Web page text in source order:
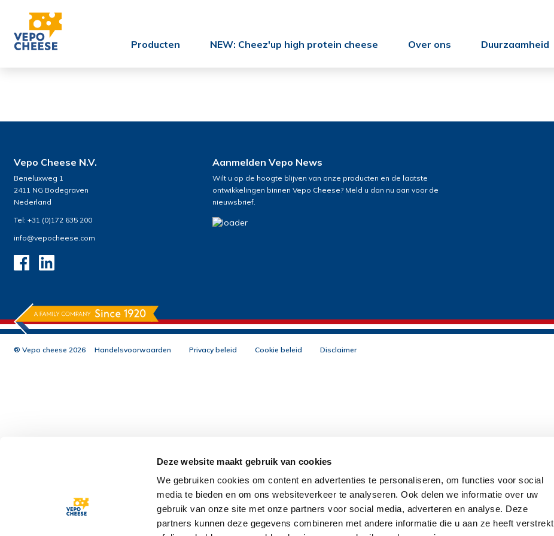
Deze website maakt gebruik van cookies
We gebruiken cookies om content en advertenties te personaliseren, om functies voor social
media te bieden en om ons websiteverkeer te analyseren. Ook delen we informatie over uw
gebruik van onze site met onze partners voor social media, adverteren en analyse. Deze
partners kunnen deze gegevens combineren met andere informatie die u aan ze heeft verstrekt
Producten NEW: Cheez'up high protein cheese Over ons Duurzaamheid
Aanmelden Vepo News
Wilt u op de hoogte blijven van onze producten en de laatste
ontwikkelingen binnen Vepo Cheese? Meld u dan nu aan voor de
nieuwsbrief.
Vepo Cheese N.V.
Beneluxweg 1
2411 NG Bodegraven
Nederland
Tel: +31 (0)172 635 200
info@vepocheese.com
® Vepo cheese 2026 Handelsvoorwaarden Privacy beleid Cookie beleid Disclaimer